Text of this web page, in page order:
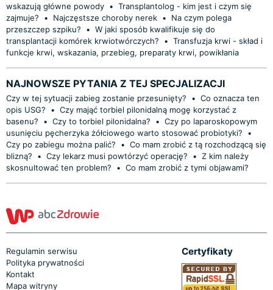
wskazują główne powody • Transplantolog - kim jest i czym się
zajmuje?
• Najczęstsze choroby nerek •
Na czym polega
przeszczep szpiku?
• W jaki sposób kwalifikuje się do
transplantacji komórek krwiotwórczych?
• Transfuzja krwi - skład i
funkcje krwi, wskazania, przebieg, preparaty krwi, powikłania
NAJNOWSZE PYTANIA Z TEJ SPECJALIZACJI
Czy w tej sytuacji zabieg zostanie przesunięty? • Co oznacza ten
opis USG?
• Czy mająć torbiel pilonidalną mogę korzystać z
basenu?
• Czy to torbiel pilonidalna? • Czy po laparoskopowym
usunięciu pęcherzyka żółciowego warto stosować probiotyki?
•
Czy po zabiegu można palić?
• Co mam zrobić z tą rozchodzącą się
blizną?
• Czy lekarz musi powtórzyć operację? • Z kim należy
skosnultować ten problem?
• Co mam zrobić z tymi objawami?
Regulamin serwisu
Polityka prywatności
Kontakt
Mapa witryny
Certyfikaty